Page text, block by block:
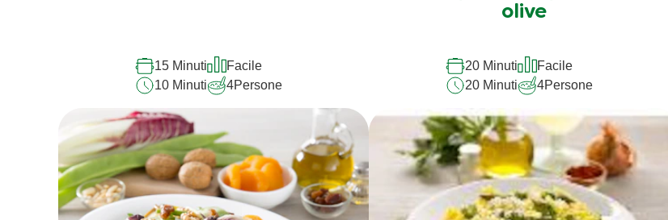
15 Minuti
Facile
10 Minuti
4Persone
olive
20 Minuti
Facile
20 Minuti
4Persone